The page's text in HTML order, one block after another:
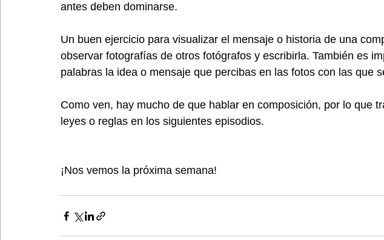
antes deben dominarse.
Un buen ejercicio para visualizar el mensaje o historia de una
observar fotografías de otros fotógrafos y escribirla. También es
palabras la idea o mensaje que percibas en las fotos con las que
Como ven, hay mucho de que hablar en composición, por lo que
leyes o reglas en los siguientes episodios.
¡Nos vemos la próxima semana!